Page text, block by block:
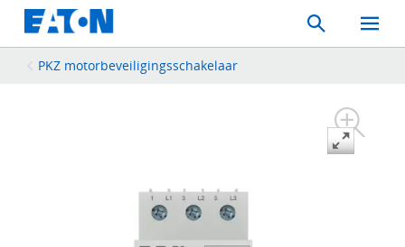
Search
Toggle
Mobile
PKZ motorbeveiligingsschakelaar